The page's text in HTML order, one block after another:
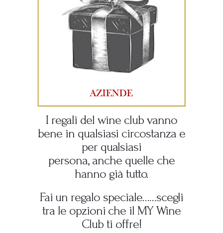
I regali del wine club vanno
bene in qualsiasi circostanza e
per qualsiasi
persona, anche quelle che
hanno già tutto.
Fai un regalo speciale……scegli
tra le opzioni che il MY Wine
Club ti offre!